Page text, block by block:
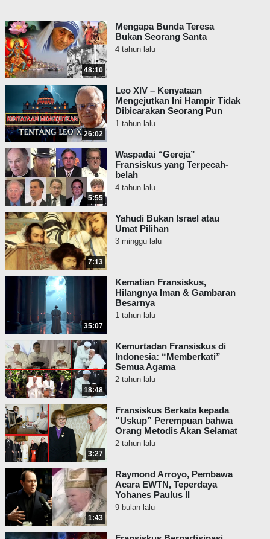
48:10
Mengapa Bunda Teresa
Bukan Seorang Santa
4 tahun lalu
26:02
Leo XIV – Kenyataan
Mengejutkan Ini Hampir Tidak
Dibicarakan Seorang Pun
1 tahun lalu
5:55
Waspadai “Gereja”
Fransiskus yang Terpecah-
belah
4 tahun lalu
7:13
Yahudi Bukan Israel atau
Umat Pilihan
3 minggu lalu
35:07
Kematian Fransiskus,
Hilangnya Iman & Gambaran
Besarnya
1 tahun lalu
18:48
Kemurtadan Fransiskus di
Indonesia: “Memberkati”
Semua Agama
2 tahun lalu
3:27
Fransiskus Berkata kepada
“Uskup” Perempuan bahwa
Orang Metodis Akan Selamat
2 tahun lalu
1:43
Raymond Arroyo, Pembawa
Acara EWTN, Teperdaya
Yohanes Paulus II
9 bulan lalu